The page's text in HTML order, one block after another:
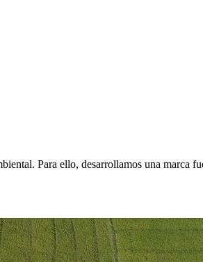
Para ello, desarrollamos una marca